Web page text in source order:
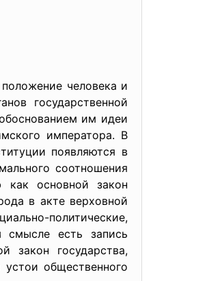
человека и
государственной
им идеи
императора. В
появляются в
соотношения
как основной закон
в акте верховной
политические,
смысле есть запись
закон государства,
общественного